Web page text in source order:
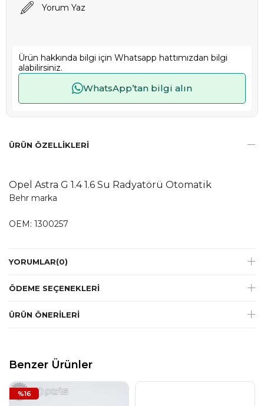
Yorum Yaz
Ürün hakkında bilgi için Whatsapp hattımızdan bilgi
alabilirsiniz.
WhatsApp’tan bilgi alın
ÜRÜN ÖZELLIKLERI
Opel Astra G 1.4 1.6 Su Radyatörü Otomatik
Behr marka
OEM: 1300257
YORUMLAR(0)
ÖDEME SEÇENEKLERI
ÜRÜN ÖNERILERI
Benzer Ürünler
%16